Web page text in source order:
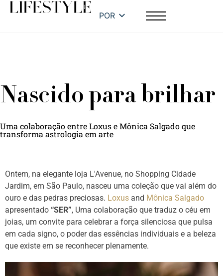
POR
Nascido para brilhar
Uma colaboração entre Loxus e Mônica Salgado que
transforma astrologia em arte
Ontem, na elegante loja L'Avenue, no Shopping Cidade
Jardim, em São Paulo, nasceu uma coleção que vai além do
ouro e das pedras preciosas. Loxus and Mônica Salgado
apresentado “SER”, Uma colaboração que traduz o céu em
joias, um convite para celebrar a força silenciosa que pulsa
em cada signo, o poder das essências individuais e a beleza
que existe em se reconhecer plenamente.